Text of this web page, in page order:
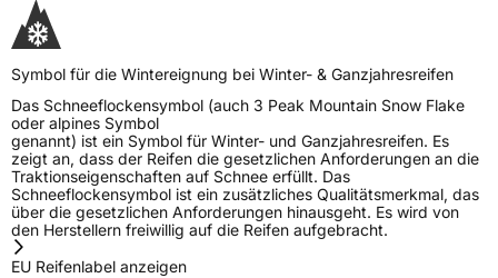
Symbol für die Wintereignung bei Winter- & Ganzjahresreifen
Das Schneeflockensymbol (auch 3 Peak Mountain Snow Flake
oder alpines Symbol
genannt) ist ein Symbol für Winter- und Ganzjahresreifen. Es
zeigt an, dass der Reifen die gesetzlichen Anforderungen an die
Traktionseigenschaften auf Schnee erfüllt. Das
Schneeflockensymbol ist ein zusätzliches Qualitätsmerkmal, das
über die gesetzlichen Anforderungen hinausgeht. Es wird von
den Herstellern freiwillig auf die Reifen aufgebracht.
EU Reifenlabel anzeigen